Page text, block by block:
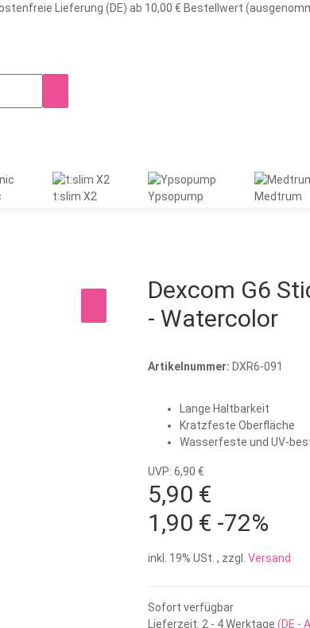
Lieferung (DE) ab 10,00 € Bestellwert
t:slim X2 Ypsopump Medtrum
Dexcom G6
- Watercolor
Artikelnummer: DXR6-091
Lange Haltbarkeit
Kratzfeste Oberfläche
Wasserfeste und UV-
UVP: 6,90 €
5,90 €
1,90 € -72%
inkl. 19% USt. , zzgl. Versand
Sofort verfügbar
Lieferzeit: 2 - 4 Werktage (DE -